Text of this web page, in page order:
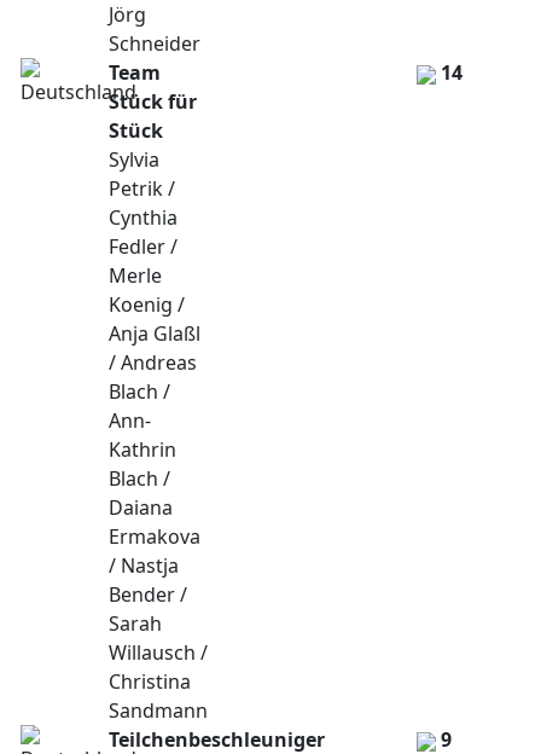
Jörg
Schneider
Team
Stück für
Stück
Sylvia
Petrik /
Cynthia
Fedler /
Merle
Koenig /
Anja Glaßl
/ Andreas
Blach /
Ann-
Kathrin
Blach /
Daiana
Ermakova
/ Nastja
Bender /
Sarah
Willausch /
Christina
Sandmann
14
Teilchenbeschleuniger
9